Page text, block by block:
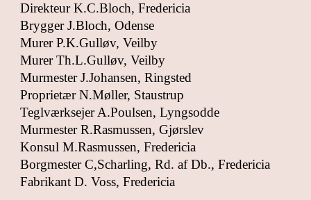
Direkteur K.C.Bloch, Fredericia
Brygger J.Bloch, Odense
Murer P.K.Gulløv, Veilby
Murer Th.L.Gulløv, Veilby
Murmester J.Johansen, Ringsted
Proprietær N.Møller, Staustrup
Teglværksejer A.Poulsen, Lyngsodde
Murmester R.Rasmussen, Gjørslev
Konsul M.Rasmussen, Fredericia
Borgmester C,Scharling, Rd. af Db., Fredericia
Fabrikant D. Voss, Fredericia